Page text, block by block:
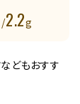
/2.2g
どもおすす